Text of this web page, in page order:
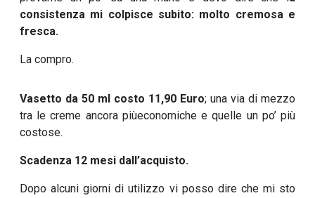
consistenza mi colpisce subito: molto cremosa e
fresca.
La compro.
Vasetto da 50 ml costo 11,90 Euro; una via di mezzo
tra le creme ancora piùeconomiche e quelle un po’ più
costose.
Scadenza 12 mesi dall’acquisto.
Dopo alcuni giorni di utilizzo vi posso dire che mi sto